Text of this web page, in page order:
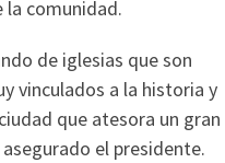
comunidad.
de iglesias que son
vinculados a la historia y
que atesora un gran
el presidente.